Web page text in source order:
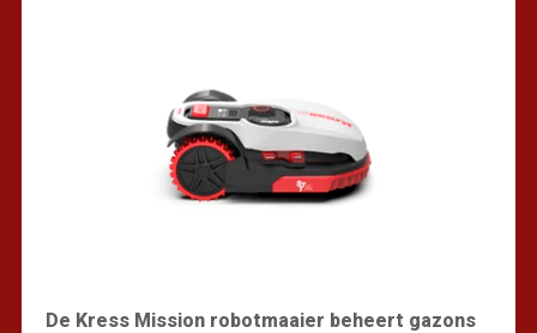
De Kress Mission robotmaaier beheert gazons